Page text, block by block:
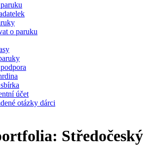
o paruku
účet
otázky dárci
Středočeský